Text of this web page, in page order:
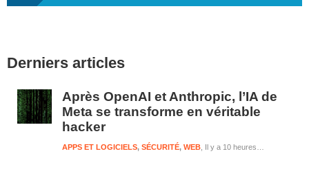
latérale
Derniers articles
Après OpenAI et Anthropic, l’IA de
Meta se transforme en véritable
hacker
Il y a 10 heures et 12 minutes
APPS ET LOGICIELS, SÉCURITÉ, WEB